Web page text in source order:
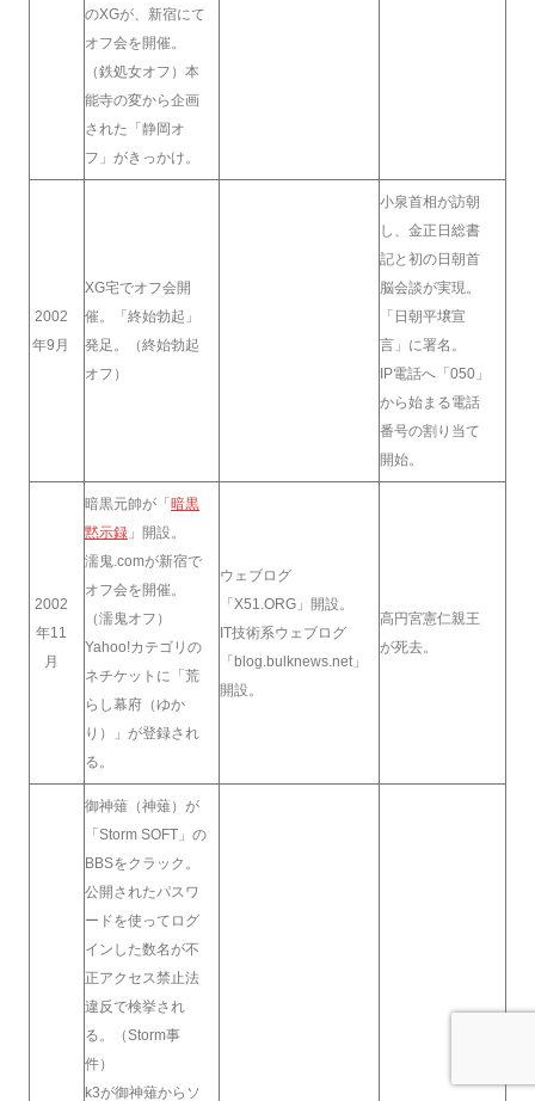
のXGが、新宿にて
オフ会を開催。
（鉄処女オフ）本
能寺の変から企画
された「静岡オ
フ」がきっかけ。
2002
年9月
XG宅でオフ会開
催。「終始勃起」
発足。（終始勃起
オフ）
小泉首相が訪朝
し、金正日総書
記と初の日朝首
脳会談が実現。
「日朝平壌宣
言」に署名。
IP電話へ「050」
から始まる電話
番号の割り当て
開始。
2002
年11
月
暗黒元帥が「暗黒
黙示録 」開設。
濡鬼.comが新宿で
オフ会を開催。
（濡鬼オフ）
Yahoo!カテゴリの
ネチケットに「荒
らし幕府（ゆか
り）」が登録され
る。
ウェブログ
「X51.ORG」開設。
IT技術系ウェブログ
「blog.bulknews.net」
開設。
高円宮憲仁親王
が死去。
御神薙（神薙）が
「Storm SOFT」の
BBSをクラック。
公開されたパスワ
ードを使ってログ
インした数名が不
正アクセス禁止法
違反で検挙され
る。（Storm事
件）
k3が御神薙からソ